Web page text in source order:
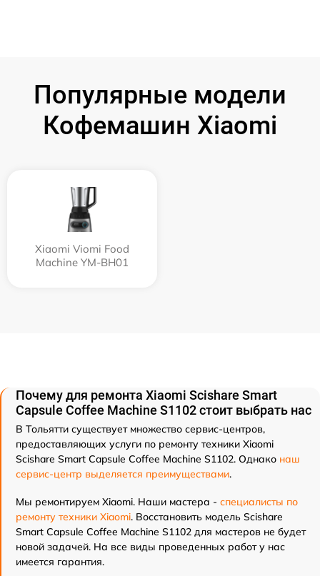
Популярные модели
Кофемашин Xiaomi
Xiaomi Viomi Food
Machine YM-BH01
Почему для ремонта Xiaomi Scishare Smart
Capsule Coffee Machine S1102 стоит выбрать нас
В Тольятти существует множество сервис-центров,
предоставляющих услуги по ремонту техники Xiaomi
Scishare Smart Capsule Coffee Machine S1102. Однако наш
сервис-центр выделяется преимуществами.
Мы ремонтируем Xiaomi. Наши мастера - специалисты по
ремонту техники Xiaomi. Восстановить модель Scishare
Smart Capsule Coffee Machine S1102 для мастеров не будет
новой задачей. На все виды проведенных работ у нас
имеется гарантия.